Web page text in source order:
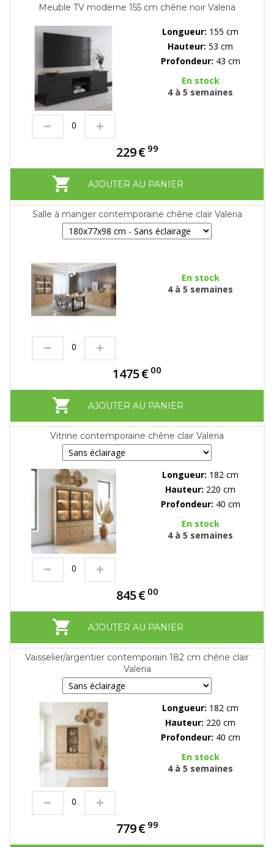
Meuble TV moderne 155 cm chêne noir Valeria
Longueur: 155 cm
Hauteur: 53 cm
Profondeur: 43 cm
En stock
4 à 5 semaines
229€ 99
AJOUTER AU PANIER
Salle à manger contemporaine chêne clair Valeria
En stock
4 à 5 semaines
1475€ 00
AJOUTER AU PANIER
Vitrine contemporaine chêne clair Valeria
Longueur: 182 cm
Hauteur: 220 cm
Profondeur: 40 cm
En stock
4 à 5 semaines
845€ 00
AJOUTER AU PANIER
Vaisselier/argentier contemporain 182 cm chêne clair
Valeria
Longueur: 182 cm
Hauteur: 220 cm
Profondeur: 40 cm
En stock
4 à 5 semaines
779€ 99